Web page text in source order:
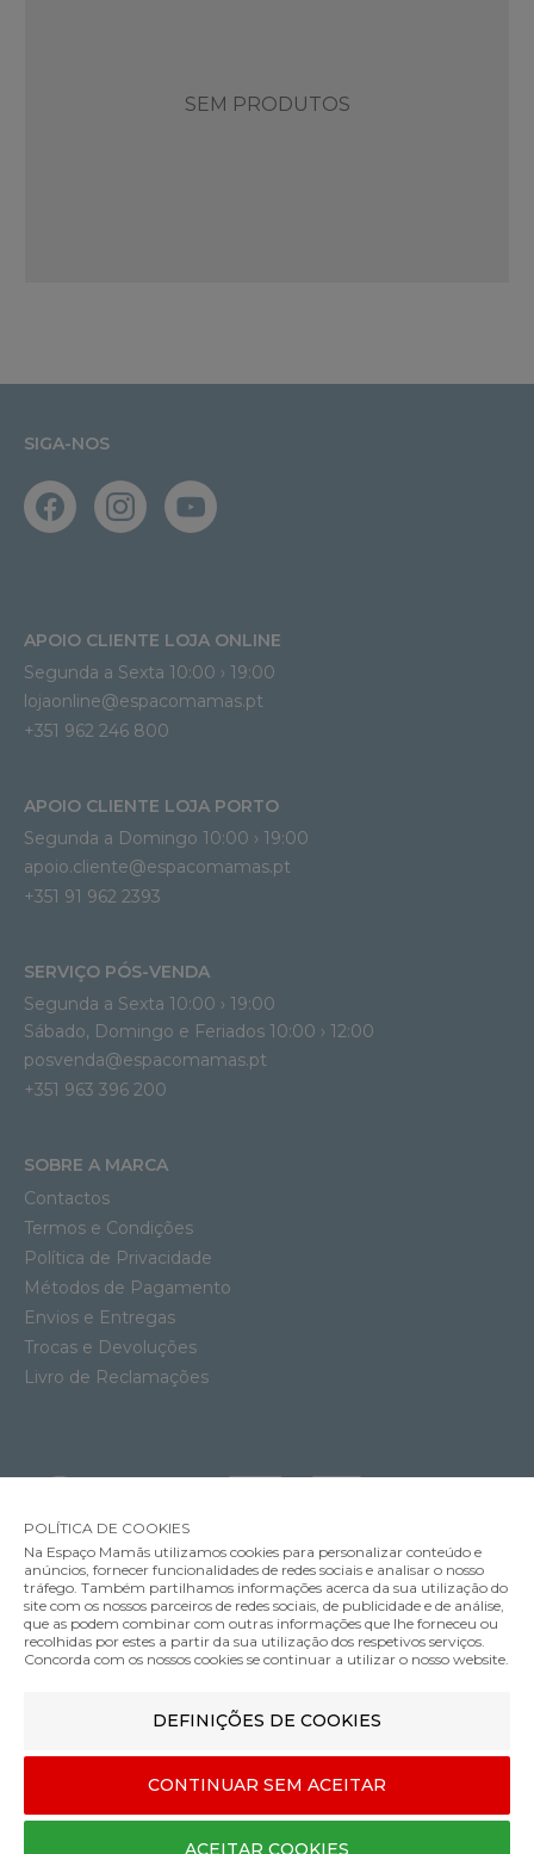
Babycoque Maxi-Cosi Pebble Slide Pro
Cor
SEM PRODUTOS
SIGA-NOS
APOIO CLIENTE LOJA ONLINE
Segunda a Sexta 10:00 › 19:00
lojaonline@espacomamas.pt
+351 962 246 800
APOIO CLIENTE LOJA PORTO
Segunda a Domingo 10:00 › 19:00
apoio.cliente@espacomamas.pt
+351 91 962 2393
SERVIÇO PÓS-VENDA
Segunda a Sexta 10:00 › 19:00
Sábado, Domingo e Feriados 10:00 › 12:00
posvenda@espacomamas.pt
+351 963 396 200
SOBRE A MARCA
Contactos
Termos e Condições
Política de Privacidade
Métodos de Pagamento
Envios e Entregas
Trocas e Devoluções
Livro de Reclamações
MÉTODOS DE ENVIO
MÉTODOS DE PAGAMENTO
Designed & developed by
POLÍTICA DE COOKIES
Na Espaço Mamãs utilizamos cookies para personalizar conteúdo e
anúncios, fornecer funcionalidades de redes sociais e analisar o nosso
tráfego. Também partilhamos informações acerca da sua utilização do
site com os nossos parceiros de redes sociais, de publicidade e de análise,
que as podem combinar com outras informações que lhe forneceu ou
recolhidas por estes a partir da sua utilização dos respetivos serviços.
Concorda com os nossos cookies se continuar a utilizar o nosso website.
DEFINIÇÕES DE COOKIES
CONTINUAR SEM ACEITAR
ACEITAR COOKIES